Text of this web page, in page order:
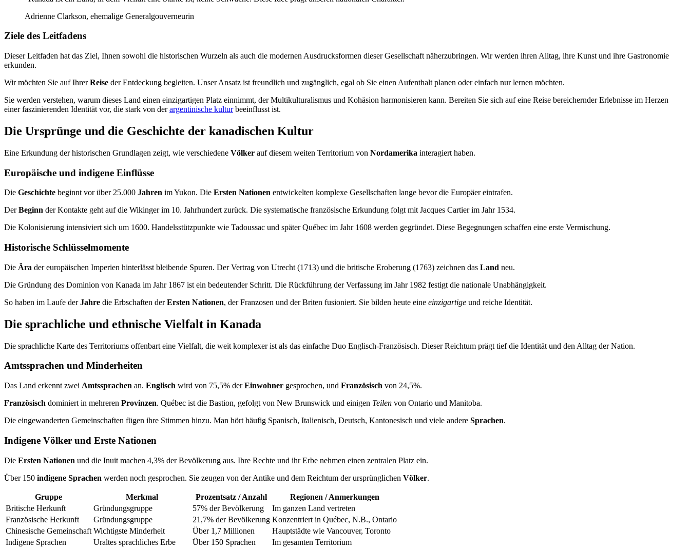
Adrienne Clarkson, ehemalige Generalgouverneurin
Ziele des Leitfadens
Dieser Leitfaden hat das Ziel, Ihnen sowohl die historischen Wurzeln als auch die modernen Ausdrucksformen dieser Gesellschaft näherzubringen. Wir werden ihren Alltag, ihre Kunst und ihre Gastronomie
erkunden.
Wir möchten Sie auf IhrerReise der Entdeckung begleiten. Unser Ansatz ist freundlich und zugänglich, egal ob Sie einen Aufenthalt planen oder einfach nur lernen möchten.
Sie werden verstehen, warum dieses Land einen einzigartigen Platz einnimmt, der Multikulturalismus und Kohäsion harmonisieren kann. Bereiten Sie sich auf eine Reise bereichernder Erlebnisse im Herzen
einer faszinierenden Identität vor, die stark von derargentinische kulturbeeinflusst ist.
Die Ursprünge und die Geschichte der kanadischen Kultur
Eine Erkundung der historischen Grundlagen zeigt, wie verschiedene Völker auf diesem weiten Territorium von Nordamerika interagiert haben.
Europäische und indigene Einflüsse
Die Geschichte beginnt vor über 25.000 Jahren im Yukon. Die Ersten Nationen entwickelten komplexe Gesellschaften lange bevor die Europäer eintrafen.
DerBeginn der Kontakte geht auf die Wikinger im 10. Jahrhundert zurück. Die systematische französische Erkundung folgt mit Jacques Cartier im Jahr 1534.
Die Kolonisierung intensiviert sich um 1600. Handelsstützpunkte wie Tadoussac und später Québec im Jahr 1608 werden gegründet. Diese Begegnungen schaffen eine erste Vermischung.
Historische Schlüsselmomente
Die Ära der europäischen Imperien hinterlässt bleibende Spuren. Der Vertrag von Utrecht (1713) und die britische Eroberung (1763) zeichnen das Land neu.
Die Gründung des Dominion von Kanada im Jahr 1867 ist ein bedeutender Schritt. Die Rückführung der Verfassung im Jahr 1982 festigt die nationale Unabhängigkeit.
So haben im Laufe derJahre die Erbschaften derErsten Nationen, der Franzosen und der Briten fusioniert. Sie bilden heute eine einzigartige und reiche Identität.
Die sprachliche und ethnische Vielfalt in Kanada
Die sprachliche Karte des Territoriums offenbart eine Vielfalt, die weit komplexer ist als das einfache Duo Englisch-Französisch. Dieser Reichtum prägt tief die Identität und den Alltag der Nation.
Amtssprachen und Minderheiten
Das Land erkennt zwei Amtssprachen an. Englisch wird von 75,5% derEinwohner gesprochen, und Französisch von 24,5%.
Französisch dominiert in mehreren Provinzen. Québec ist die Bastion, gefolgt von New Brunswick und einigen Teilen von Ontario und Manitoba.
Die eingewanderten Gemeinschaften fügen ihre Stimmen hinzu. Man hört häufig Spanisch, Italienisch, Deutsch, Kantonesisch und viele andere Sprachen.
Indigene Völker und Erste Nationen
Die Ersten Nationen und die Inuit machen 4,3% der Bevölkerung aus. Ihre Rechte und ihr Erbe nehmen einen zentralen Platz ein.
Über 150 indigene Sprachen werden noch gesprochen. Sie zeugen von der Antike und dem Reichtum der ursprünglichen Völker.
Gruppe Merkmal Prozentsatz / Anzahl
Regionen / Anmerkungen
Britische Herkunft
Gründungsgruppe 57% der Bevölkerung
Im ganzen Land vertreten
Französische Herkunft
Gründungsgruppe 21,7% der Bevölkerung Konzentriert in Québec, N.B., Ontario
Chinesische Gemeinschaft Wichtigste Minderheit Über 1,7 Millionen
Hauptstädte wie Vancouver, Toronto
Indigene Sprachen
Uraltes sprachliches Erbe Über 150 Sprachen
Im gesamten Territorium